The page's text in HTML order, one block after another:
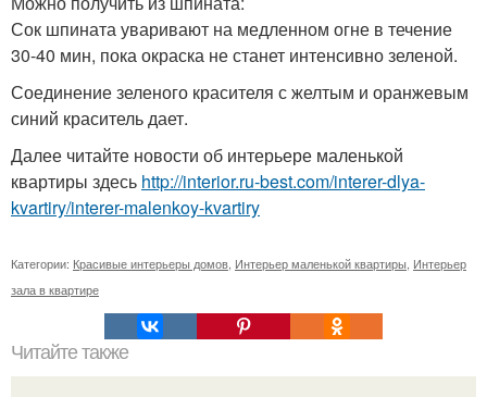
Сок шпината уваривают на медленном огне в течение
30-40 мин, пока окраска не станет интенсивно зеленой.
Соединение зеленого красителя с желтым и оранжевым
синий краситель дает.
Далее читайте новости об интерьере маленькой
квартиры здесь http://interior.ru-best.com/interer-dlya-
kvartiry/interer-malenkoy-kvartiry
Категории: Красивые интерьеры домов Интерьер маленькой квартиры Интерьер
зала в квартире
Читайте также